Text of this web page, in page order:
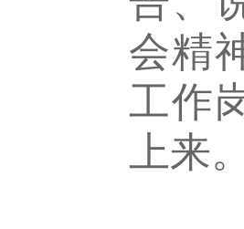
会精
工作
上来